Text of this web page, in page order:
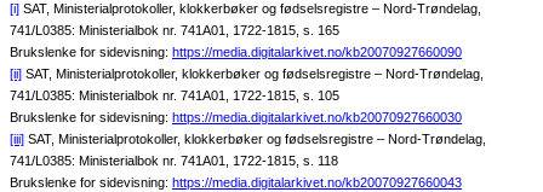
[i] SAT, Ministerialprotokoller, klokkerbøker og fødselsregistre – Nord-Trøndelag,
741/L0385: Ministerialbok nr. 741A01, 1722-1815, s. 165
Brukslenke for sidevisning: https://media.digitalarkivet.no/kb20070927660090
[ii] SAT, Ministerialprotokoller, klokkerbøker og fødselsregistre – Nord-Trøndelag,
741/L0385: Ministerialbok nr. 741A01, 1722-1815, s. 105
Brukslenke for sidevisning: https://media.digitalarkivet.no/kb20070927660030
[iii] SAT, Ministerialprotokoller, klokkerbøker og fødselsregistre – Nord-Trøndelag,
741/L0385: Ministerialbok nr. 741A01, 1722-1815, s. 118
Brukslenke for sidevisning: https://media.digitalarkivet.no/kb20070927660043